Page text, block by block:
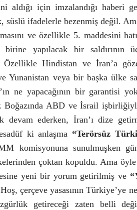
aldığı için imzalandığı haberi
süslü ifadelerle bezenmiş değil.
ve özellikle 5. maddesini
yapılacak bir saldırının
Özellikle Hindistan ve İran’a
Yunanistan veya bir başka ülke
ne yapacağının bir garantisi
Boğazında ABD ve İsrail
devam ederken, İran’ı dize
ki anlaşma “Terörsüz
komisyonuna sunulmuşken
çoktan kopuldu. Ama öyle
yeni bir yorum getirilmiş ve
çerçeve yasasının Türkiye’ye
getireceği zaten belli